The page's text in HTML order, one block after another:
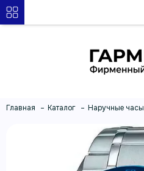
Главная Каталог Наручные часы